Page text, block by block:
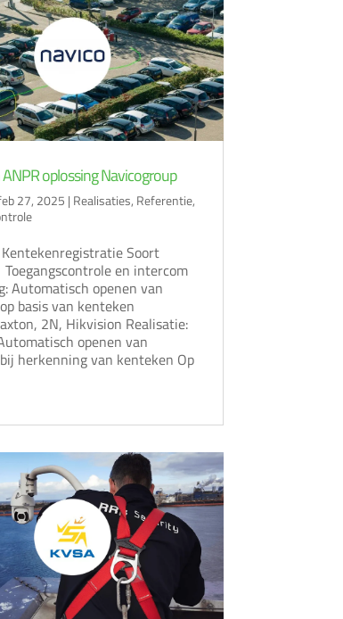
oplossing Navicogroup
27, 2025 | Realisaties, Referentie,
Soort
en intercom
Automatisch openen van
basis van kenteken
2N, Hikvision Realisatie:
openen van
herkenning van kenteken Op